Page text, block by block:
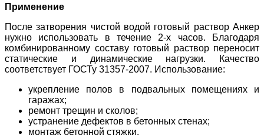
Применение
После затворения чистой водой готовый раствор Анкер
нужно использовать в течение 2-х часов. Благодаря
комбинированному составу готовый раствор переносит
статические и динамические нагрузки. Качество
соответствует ГОСТу 31357-2007. Использование:
укрепление полов в подвальных помещениях и
гаражах;
ремонт трещин и сколов;
устранение дефектов в бетонных стенах;
монтаж бетонной стяжки.